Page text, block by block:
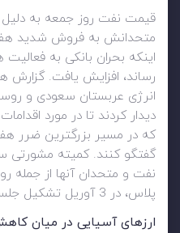
قیمت نفت روز جمعه به
متحدانش به فروش شدید
اینکه بحران بانکی به
رساند، افزایش یافت. گزارش
انرژی عربستان سعودی و
دیدار کردند تا در مورد
که در مسیر بزرگترین ضرر
گفتگو کنند. کمیته مشورتی
نفت و متحدان آنها از جمله
پلاس، در 3 آوریل تشکیل جلسه خواهند داد.
ارزهای آسیایی در میان